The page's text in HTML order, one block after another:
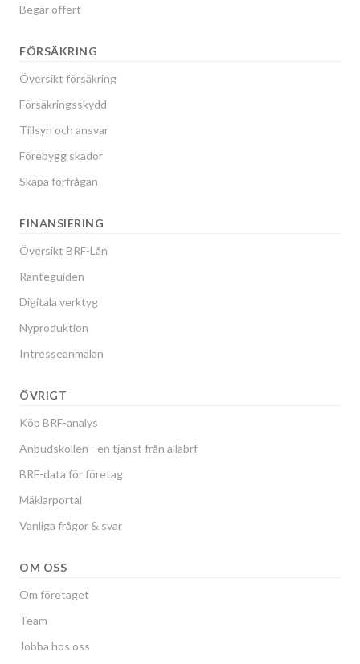
Begär offert
FÖRSÄKRING
Översikt försäkring
Försäkringsskydd
Tillsyn och ansvar
Förebygg skador
Skapa förfrågan
FINANSIERING
Översikt BRF-Lån
Ränteguiden
Digitala verktyg
Nyproduktion
Intresseanmälan
ÖVRIGT
Köp BRF-analys
Anbudskollen - en tjänst från allabrf
BRF-data för företag
Mäklarportal
Vanliga frågor & svar
OM OSS
Om företaget
Team
Jobba hos oss